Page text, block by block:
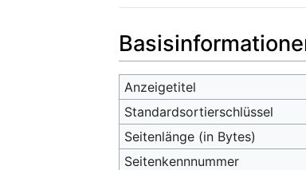
Anzeigetitel
Standardsortierschlüssel
Seitenlänge (in Bytes)
Seitenkennnummer